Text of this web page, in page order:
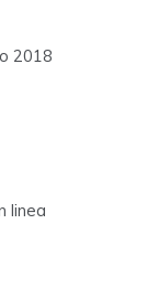
2018
linea